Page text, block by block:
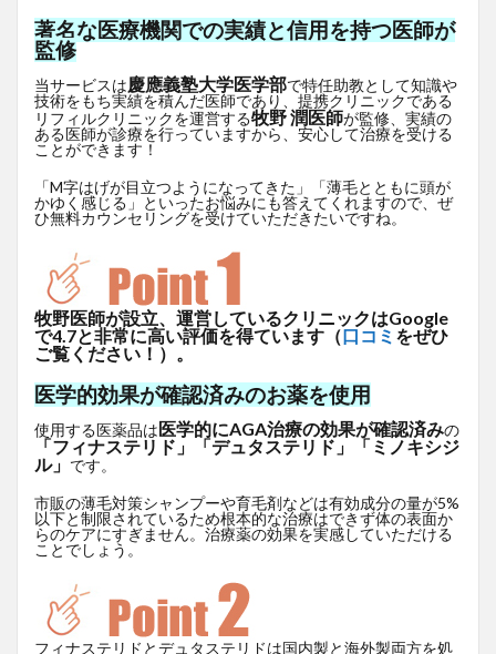
著名な医療機関での実績と信用を持つ医師が
監修
当サービスは慶應義塾大学医学部で特任助教として知識や
技術をもち実績を積んだ医師であり、提携クリニックである
リフィルクリニックを運営する牧野 潤医師が監修、実績の
ある医師が診療を行っていますから、安心して治療を受ける
ことができます！
「M字はげが目立つようになってきた」「薄毛とともに頭が
かゆく感じる」といったお悩みにも答えてくれますので、ぜ
ひ無料カウンセリングを受けていただきたいですね。
牧野医師が設立、運営しているクリニックはGoogle
で4.7と非常に高い評価を得ています（口コミ をぜひ
ご覧ください！）。
医学的効果が確認済みのお薬を使用
使用する医薬品は医学的にAGA治療の効果が確認済みの
「フィナステリド」「デュタステリド」「ミノキシジ
ル」 です。
市販の薄毛対策シャンプーや育毛剤などは有効成分の量が5%
以下と制限されているため根本的な治療はできず体の表面か
らのケアにすぎません。治療薬の効果を実感していただける
ことでしょう。
フィナステリドとデュタステリドは国内製と海外製両方を処